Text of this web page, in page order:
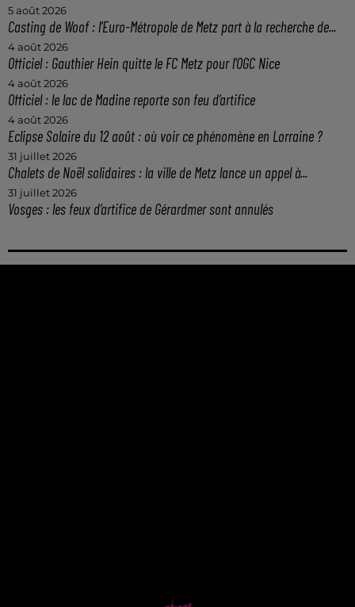
5 août 2026
Casting de Woof : l'Euro-Métropole de Metz part à la recherche de...
4 août 2026
Officiel : Gauthier Hein quitte le FC Metz pour l'OGC Nice
4 août 2026
Officiel : le lac de Madine reporte son feu d’artifice
4 août 2026
Eclipse Solaire du 12 août : où voir ce phénomène en Lorraine ?
31 juillet 2026
Chalets de Noël solidaires : la ville de Metz lance un appel à...
31 juillet 2026
Vosges : les feux d’artifice de Gérardmer sont annulés